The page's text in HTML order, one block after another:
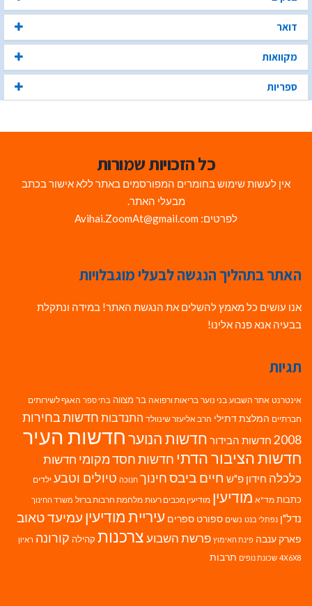
דואר
מקוואות
ספריות
כל הזכויות שמורות
אין לעשות שימוש בחומרים המפורסמים באתר ללא אישור בכתב
מבעלי האתר.
לפרטים: Avihai.ZoomAt@gmail.com
האתר בתהליך הנגשה לבעלי מוגבלויות
אנו עושים כל מאמץ להשלים את הנגשת האתר! במידה ונתקלת
בבעיה אנא פנה אלינו!
תגיות
אינטרנט אתר השבוע בני נוער בריאות ורפואה בר מצווה בתי ספר האגף לשירותים
חברתיים המלצת דתילי הרב אליעזר שינוולד התנדבות חדשות בחירות
2008 חדשות הבידור חדשות הנוערחדשות העיר
חדשות הציבור הדתי חדשות חסד מקומי חדשות
כלכלה חידון פ"ש חיים ביבסחינוך חנוכה טיולים וטבע ילדים
כתבות מד"א מודיעין מודיעין מכבים רעות מלחמת חרבות ברזל משרד החינוך
נדל"ן נפתלי בנט נשים ספורט ספרים עיריית מודיעין עמיעד טאוב
פארק ענבה פינת האימוץ פרשת השבועצרכנות קהילה קורונה ראיון
4X6X8 שכונת נופים תרבות